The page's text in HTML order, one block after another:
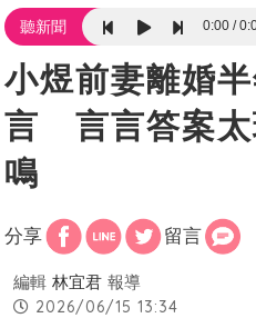
聽新聞 0:00
小煜前妻離婚
言 言言答案太
鳴
分享 留言
編輯 林宜君 報導
2026/06/15 13:34